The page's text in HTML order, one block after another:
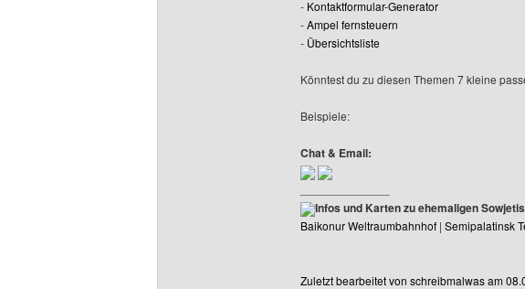
- Kontaktformular-Generator
-Ampel fernsteuern
- Übersichtsliste
Könntest du zu diesen Themen 7 kleine
Beispiele:
Chat & Email:
Infos und Karten zu ehemaligen
Baikonur Weltraumbahnhof | Semipalatinsk
Zuletzt bearbeitet von schreibmalwas am